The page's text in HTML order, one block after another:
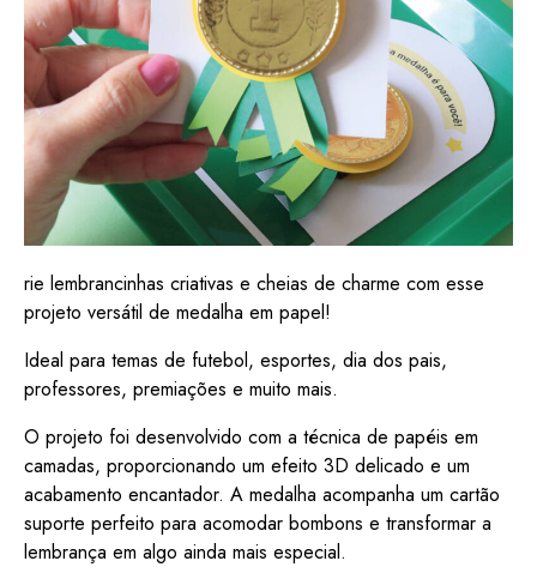
rie lembrancinhas criativas e cheias de charme com esse
projeto versátil de medalha em papel!
Ideal para temas de futebol, esportes, dia dos pais,
professores, premiações e muito mais.
O projeto foi desenvolvido com a técnica de papéis em
camadas, proporcionando um efeito 3D delicado e um
acabamento encantador. A medalha acompanha um cartão
suporte perfeito para acomodar bombons e transformar a
lembrança em algo ainda mais especial.